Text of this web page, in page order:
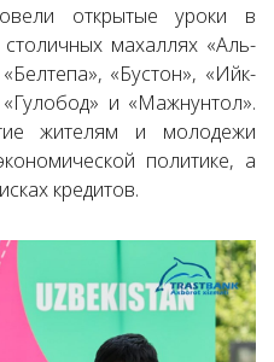
открытые уроки в
махаллях «Аль-
«Бустон», «Ийк-
и «Мажнунтол».
жителям и молодежи
политике, а
кредитов.